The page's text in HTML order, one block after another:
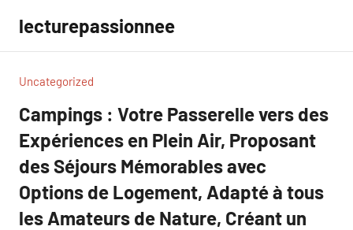
contenu
lecturepassionnee
Uncategorized
Campings : Votre Passerelle vers des
Expériences en Plein Air, Proposant
des Séjours Mémorables avec
Options de Logement, Adapté à tous
les Amateurs de Nature, Créant un